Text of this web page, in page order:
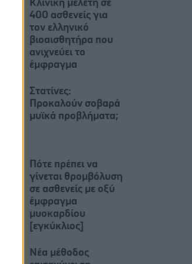
Κλινική μελέτη σε
400 ασθενείς για
τον ελληνικό
βιοαισθητήρα που
ανιχνεύει το
έμφραγμα
Στατίνες:
Προκαλούν σοβαρά
μυϊκά προβλήματα;
Πότε πρέπει να
γίνεται θρομβόλυση
σε ασθενείς με οξύ
έμφραγμα
μυοκαρδίου
[εγκύκλιος]
Νέα μέθοδος